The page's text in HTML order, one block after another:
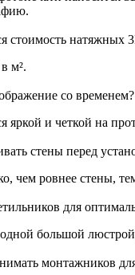
стоимость натяжных
м².
со временем?
яркой и четкой на
стены перед
чем ровнее стены,
для
большой люстрой,
монтажников